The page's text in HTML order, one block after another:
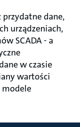
dane,
urządzeniach,
SCADA - a
w czasie
wartości
modele